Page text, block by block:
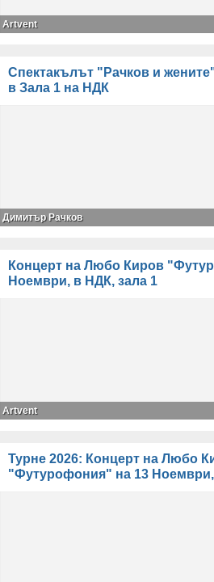
Artvent
Спектакълът "Рачков и
в Зала 1 на НДК
Димитър Рачков
Концерт на Любо Киров
Ноември, в НДК, зала 1
Artvent
Турне 2026: Концерт на Любо
"Футурофония" на 13